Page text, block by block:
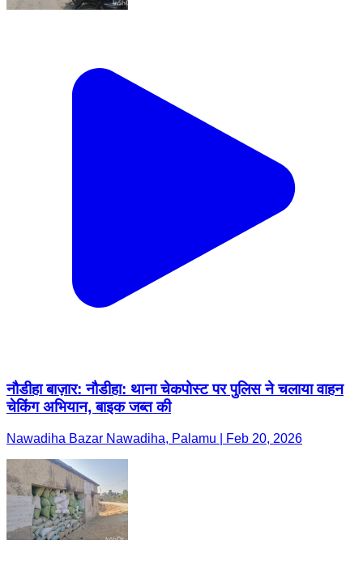
नौडीहा बाज़ार: नौडीहा: थाना चेकपोस्ट पर पुलिस ने चलाया वाहन
चेकिंग अभियान, बाइक जब्त की
Nawadiha Bazar Nawadiha, Palamu | Feb 20, 2026